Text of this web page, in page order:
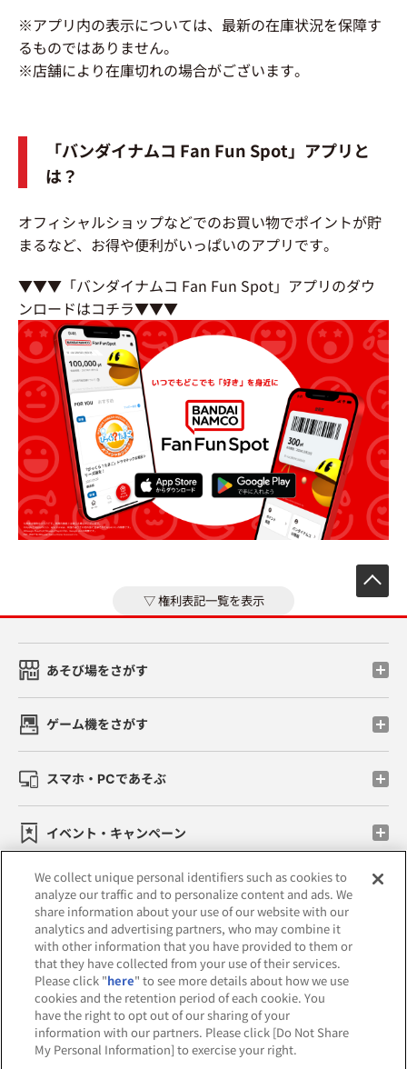
※アプリ内の表示については、最新の在庫状況を保障す
るものではありません。
※店舗により在庫切れの場合がございます。
「バンダイナムコ Fan Fun Spot」アプリと
は？
オフィシャルショップなどでのお買い物でポイントが貯
まるなど、お得や便利がいっぱいのアプリです。
▼▼▼「バンダイナムコ Fan Fun Spot」アプリのダウ
ンロードはコチラ▼▼▼
権利表記一覧を表示
あそび場をさがす
ゲーム機をさがす
スマホ・PCであそぶ
イベント・キャンペーン
関連会社 サステナビリティ サイトポリシー
プライバシーポリシー
ウェブアクセシビリティ方針と検証結果
お取引先さまとともに 食品のご提供について
カスタマーハラスメント対応方針
We collect unique personal identifiers such as cookies to
analyze our traffic and to personalize content and ads. We
share information about your use of our website with our
analytics and advertising partners, who may combine it
with other information that you have provided to them or
that they have collected from your use of their services.
Please click "here" to see more details about how we use
cookies and the retention period of each cookie. You
have the right to opt out of our sharing of your
information with our partners. Please click [Do Not Share
My Personal Information] to exercise your right.